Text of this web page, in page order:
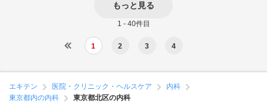
もっと見る
1 - 40件目
1 2 3 4
エキテン 医院・クリニック・ヘルスケア
内科
東京都内の内科
東京都北区の内科